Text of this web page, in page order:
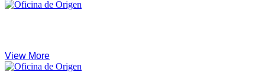
View More